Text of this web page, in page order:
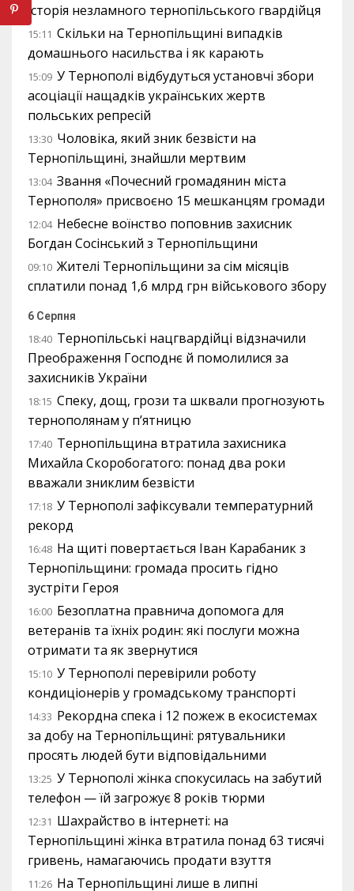
історія незламного тернопільського гвардійця
15:11 Скільки на Тернопільщині випадків
домашнього насильства і як карають
15:09 У Тернополі відбудуться установчі збори
асоціації нащадків українських жертв
польських репресій
13:30 Чоловіка, який зник безвісти на
Тернопільщині, знайшли мертвим
13:04 Звання «Почесний громадянин міста
Тернополя» присвоєно 15 мешканцям громади
12:04 Небесне воїнство поповнив захисник
Богдан Сосінський з Тернопільщини
09:10 Жителі Тернопільщини за сім місяців
сплатили понад 1,6 млрд грн військового збору
6 Серпня
18:40 Тернопільські нацгвардійці відзначили
Преображення Господнє й помолилися за
захисників України
18:15 Спеку, дощ, грози та шквали прогнозують
тернополянам у п’ятницю
17:40 Тернопільщина втратила захисника
Михайла Скоробогатого: понад два роки
вважали зниклим безвісти
17:18 У Тернополі зафіксували температурний
рекорд
16:48 На щиті повертається Іван Карабаник з
Тернопільщини: громада просить гідно
зустріти Героя
16:00 Безоплатна правнича допомога для
ветеранів та їхніх родин: які послуги можна
отримати та як звернутися
15:10 У Тернополі перевірили роботу
кондиціонерів у громадському транспорті
14:33 Рекордна спека і 12 пожеж в екосистемах
за добу на Тернопільщині: рятувальники
просять людей бути відповідальними
13:25 У Тернополі жінка спокусилась на забутий
телефон — їй загрожує 8 років тюрми
12:31 Шахрайство в інтернеті: на
Тернопільщині жінка втратила понад 63 тисячі
гривень, намагаючись продати взуття
11:26 На Тернопільщині лише в липні